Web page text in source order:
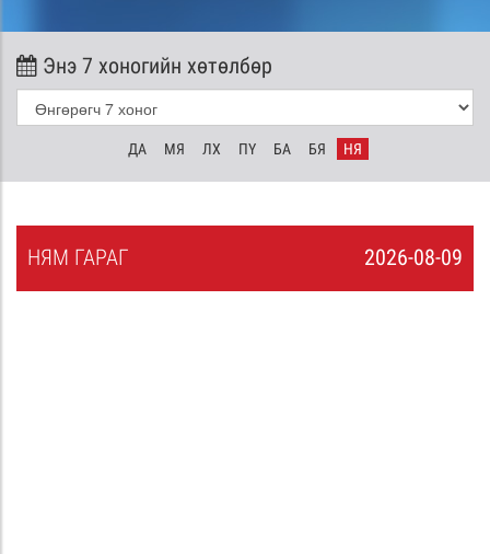
Энэ 7 хоногийн хөтөлбөр
ДА МЯ ЛХ ПҮ БА БЯ НЯ
2026-08-09
НЯМ ГАРАГ